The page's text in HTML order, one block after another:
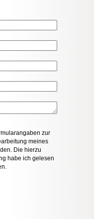
zur
meines
Die hierzu
habe ich gelesen